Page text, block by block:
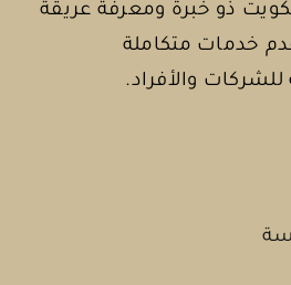
ذو خبرة ومعرفة عريقة
خدمات متكاملة
والأفراد.